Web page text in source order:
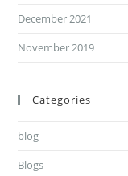
December 2021
November 2019
Categories
blog
Blogs